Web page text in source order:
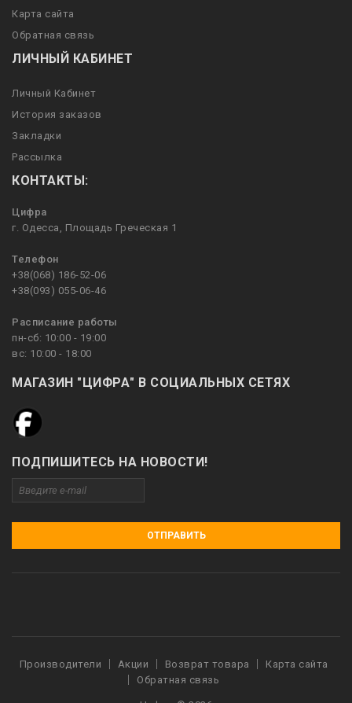
Карта сайта
Обратная связь
ЛИЧНЫЙ КАБИНЕТ
Личный Кабинет
История заказов
Закладки
Рассылка
КОНТАКТЫ:
Цифра
г. Одесса, Площадь Греческая 1
Телефон
+38(068) 186-52-06
+38(093) 055-06-46
Расписание работы
пн-сб: 10:00 - 19:00
вс: 10:00 - 18:00
МАГАЗИН "ЦИФРА" В СОЦИАЛЬНЫХ СЕТЯХ
ПОДПИШИТЕСЬ НА НОВОСТИ!
ОТПРАВИТЬ
Производители Акции Возврат товара
Карта сайта
Обратная связь